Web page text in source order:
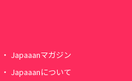
Japaaanマガジン
Japaaanについて